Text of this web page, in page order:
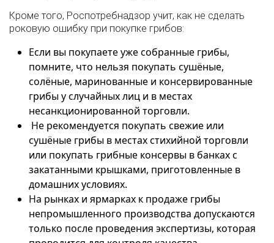
Кроме того, Роспотребнадзор учит, как не сделать
роковую ошибку при покупке грибов:
Если вы покупаете уже собранные грибы,
помните, что нельзя покупать сушёные,
солёные, маринованные и консервированные
грибы у случайных лиц и в местах
несанкционированной торговли.
Не рекомендуется покупать свежие или
сушёные грибы в местах стихийной торговли
или покупать грибные консервы в банках с
закатанными крышками, приготовленные в
домашних условиях.
На рынках и ярмарках к продаже грибы
непромышленного производства допускаются
только после проведения экспертизы, которая